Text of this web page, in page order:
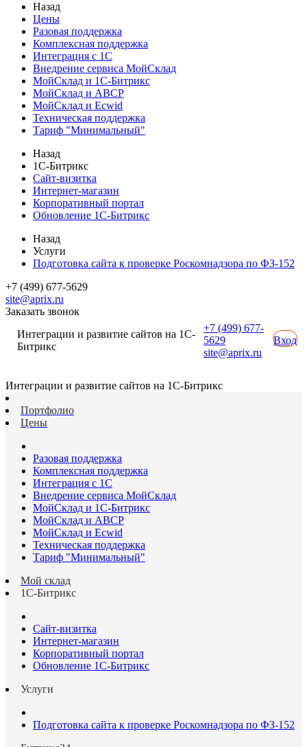
Назад
Цены
Разовая поддержка
Комплексная поддержка
Интеграция с 1С
Внедрение сервиса МойСклад
МойСклад и 1С-Битрикс
МойСклад и ABCP
МойСклад и Ecwid
Техническая поддержка
Тариф "Минимальный"
Назад
1С-Битрикс
Сайт-визитка
Интернет-магазин
Корпоративный портал
Обновление 1С-Битрикс
Назад
Услуги
Подготовка сайта к проверке Роскомнадзора по ФЗ-152
+7 (499) 677-5629
site@aprix.ru
Заказать звонок
Интеграции и развитие сайтов на 1С-
Битрикс
+7 (499) 677-
5629
site@aprix.ru
Вход
Интеграции и развитие сайтов на 1С-Битрикс
Портфолио
Цены
Разовая поддержка
Комплексная поддержка
Интеграция с 1С
Внедрение сервиса МойСклад
МойСклад и 1С-Битрикс
МойСклад и ABCP
МойСклад и Ecwid
Техническая поддержка
Тариф "Минимальный"
Мой склад
1С-Битрикс
Сайт-визитка
Интернет-магазин
Корпоративный портал
Обновление 1С-Битрикс
Услуги
Подготовка сайта к проверке Роскомнадзора по ФЗ-152